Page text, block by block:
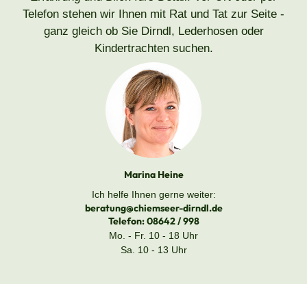
Telefon stehen wir Ihnen mit Rat und Tat zur Seite -
ganz gleich ob Sie Dirndl, Lederhosen oder
Kindertrachten suchen.
Marina Heine
Ich helfe Ihnen gerne weiter:
beratung@chiemseer-dirndl.de
Telefon:08642 / 998
Mo. - Fr. 10 - 18 Uhr
Sa. 10 - 13 Uhr